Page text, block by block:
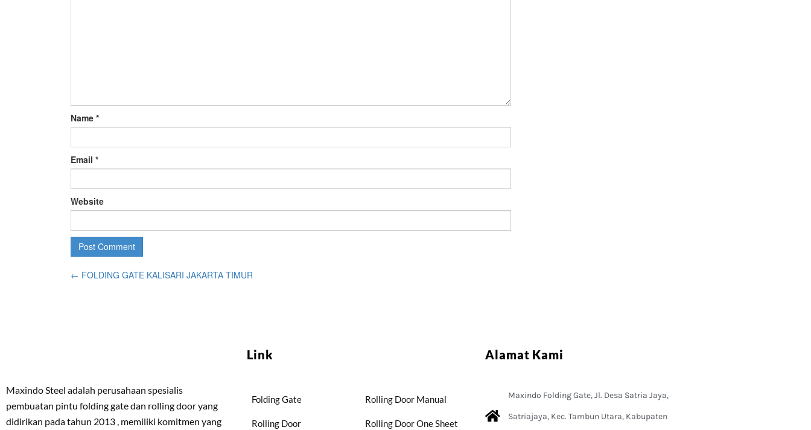
Name *
Email *
Website
← FOLDING GATE KALISARI JAKARTA TIMUR
Maxindo Steel adalah perusahaan spesialis
pembuatan pintu folding gate dan rolling door yang
didirikan pada tahun 2013 , memiliki komitmen yang
Link
Folding Gate
Rolling Door
Rolling Door Manual
Rolling Door One Sheet
Alamat Kami
Maxindo Folding Gate, Jl. Desa Satria Jaya,
Satriajaya, Kec. Tambun Utara, Kabupaten